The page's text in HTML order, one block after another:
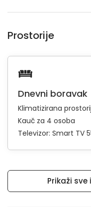
Prostorije
Dnevni boravak
Klimatizirana
Kauč za 4 osoba
Televizor: Smart TV
Prikaži